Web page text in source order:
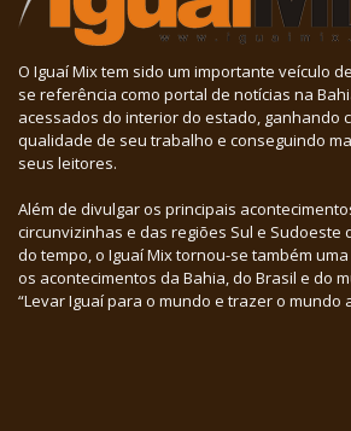
O Iguaí Mix tem sido um importante veículo
se referência como portal de notícias na
acessados do interior do estado, ganhando
qualidade de seu trabalho e conseguindo
seus leitores.
Além de divulgar os principais
circunvizinhas e das regiões Sul e Sudoeste
do tempo, o Iguaí Mix tornou-se também
os acontecimentos da Bahia, do Brasil e do
“Levar Iguaí para o mundo e trazer o mundo